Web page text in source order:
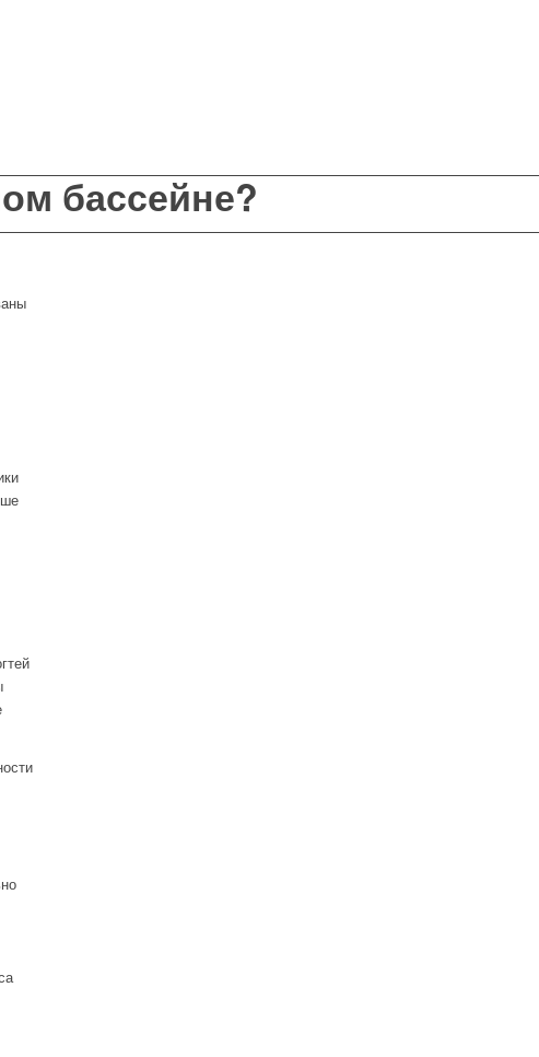
бассейне?